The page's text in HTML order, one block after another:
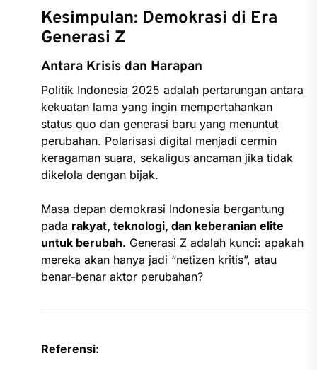
Kesimpulan: Demokrasi di Era
Generasi Z
Antara Krisis dan Harapan
Politik Indonesia 2025 adalah pertarungan antara
kekuatan lama yang ingin mempertahankan
status quo dan generasi baru yang menuntut
perubahan. Polarisasi digital menjadi cermin
keragaman suara, sekaligus ancaman jika tidak
dikelola dengan bijak.
Masa depan demokrasi Indonesia bergantung
pada rakyat, teknologi, dan keberanian elite
untuk berubah. Generasi Z adalah kunci: apakah
mereka akan hanya jadi “netizen kritis”, atau
benar-benar aktor perubahan?
Referensi: